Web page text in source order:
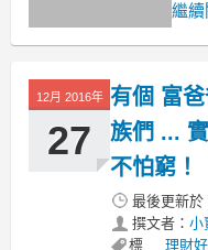
很多
有錢
繼續
12月 2016年
27
有個 富
族們 ...
不怕窮！
最後更新於
撰文者： 小
標
理財